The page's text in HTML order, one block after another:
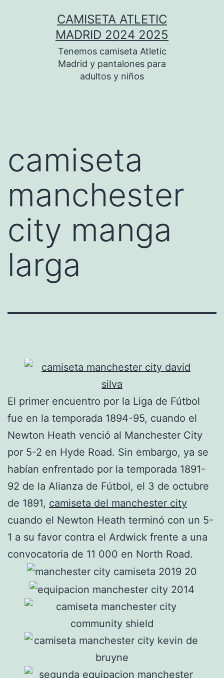
CAMISETA ATLETIC
MADRID 2024 2025
Tenemos camiseta Atletic
Madrid y pantalones para
adultos y niños
camiseta
manchester
city manga
larga
El primer encuentro por la Liga de Fútbol
fue en la temporada 1894-95, cuando el
Newton Heath venció al Manchester City
por 5-2 en Hyde Road. Sin embargo, ya se
habían enfrentado por la temporada 1891-
92 de la Alianza de Fútbol, el 3 de octubre
de 1891, camiseta del manchester city
cuando el Newton Heath terminó con un 5-
1 a su favor contra el Ardwick frente a una
convocatoria de 11 000 en North Road.